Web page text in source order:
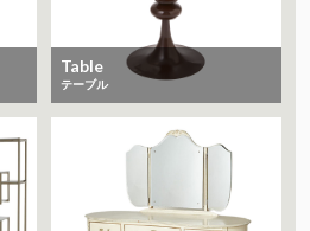
Table
テーブル